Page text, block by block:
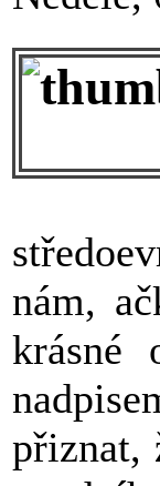
nám,
krásné
přiznat,